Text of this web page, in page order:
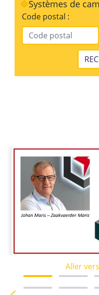
Systèmes de
Code postal :
Aller